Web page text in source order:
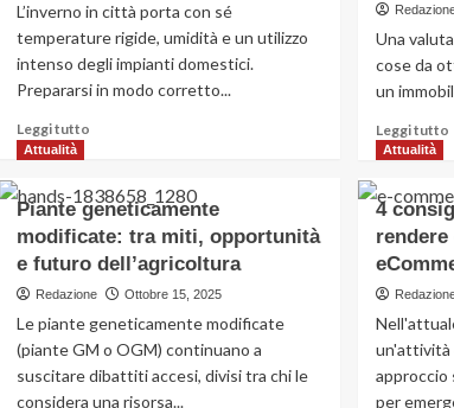
4
5
L’inverno in città porta con sé
temperature rigide, umidità e un utilizzo
intenso degli impianti domestici.
Prepararsi in modo corretto...
Leggi tuttoLeggi
su
Inverno
in
città,
come
preparasi
al
freddo
Una
cose da
un
Leggi tutto
Attualità
Piante geneticamente
modificate: tra miti, opportunità
e futuro dell’agricoltura
Redazione Ottobre 15, 2025
Le piante geneticamente modificate
(piante GM o OGM) continuano a
suscitare dibattiti accesi, divisi tra chi le
considera una risorsa...
Attualità
4
un'attività
approccio
per